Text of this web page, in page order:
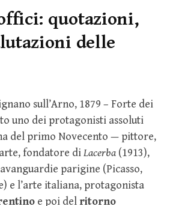
quotazioni,
delle
sull’Arno, 1879 – Forte dei
uno dei protagonisti assoluti
del primo Novecento — pittore,
fondatore diLacerba (1913),
parigine (Picasso,
e l’arte italiana, protagonista
e poi del ritorno